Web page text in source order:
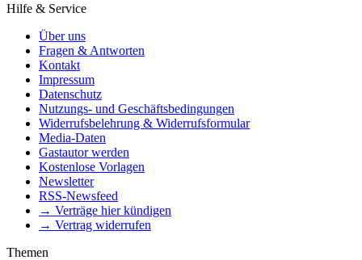
Hilfe & Service
Über uns
Fragen & Antworten
Kontakt
Impressum
Datenschutz
Nutzungs- und Geschäftsbedingungen
Widerrufsbelehrung & Widerrufsformular
Media-Daten
Gastautor werden
Kostenlose Vorlagen
Newsletter
RSS-Newsfeed
→ Verträge hier kündigen
→ Vertrag widerrufen
Themen